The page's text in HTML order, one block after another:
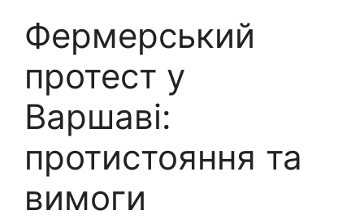
Фермерський
протест у
Варшаві:
протистояння та
вимоги